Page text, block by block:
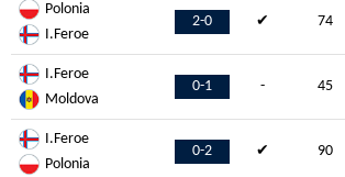
Polonia
2-0
I.Feroe
✔ 74
I.Feroe
0-1
Moldova
- 45
I.Feroe
0-2
Polonia
✔ 90